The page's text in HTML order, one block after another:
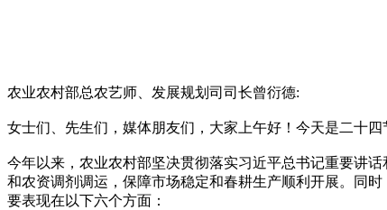
农业农村部总农艺师、发展规划司司长曾衍德:
女士们、先生们，媒体朋友们，大家上午好！今天是二十
今年以来，农业农村部坚决贯彻落实习近平总书记重要讲
和农资调剂调运，保障市场稳定和春耕生产顺利开展。同
要表现在以下六个方面：